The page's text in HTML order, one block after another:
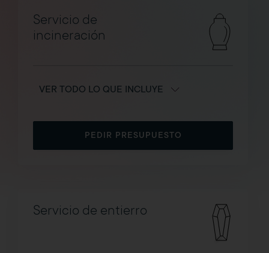
Servicio de
incineración
VER TODO LO QUE INCLUYE
PEDIR PRESUPUESTO
Servicio de entierro